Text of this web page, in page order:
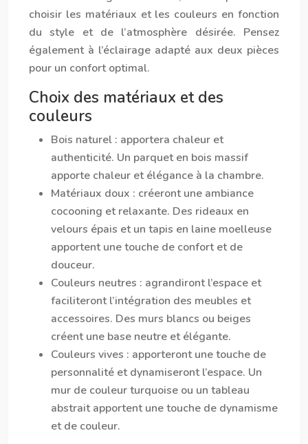
choisir les matériaux et les couleurs en fonction
du style et de l’atmosphère désirée. Pensez
également à l’éclairage adapté aux deux pièces
pour un confort optimal.
Choix des matériaux et des
couleurs
Bois naturel : apportera chaleur et
authenticité. Un parquet en bois massif
apporte chaleur et élégance à la chambre.
Matériaux doux : créeront une ambiance
cocooning et relaxante. Des rideaux en
velours épais et un tapis en laine moelleuse
apportent une touche de confort et de
douceur.
Couleurs neutres : agrandiront l’espace et
faciliteront l’intégration des meubles et
accessoires. Des murs blancs ou beiges
créent une base neutre et élégante.
Couleurs vives : apporteront une touche de
personnalité et dynamiseront l’espace. Un
mur de couleur turquoise ou un tableau
abstrait apportent une touche de dynamisme
et de couleur.